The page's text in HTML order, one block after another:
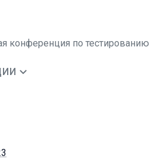
конференция по тестированию